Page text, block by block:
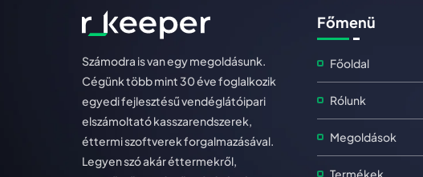
Számodra is van egy megoldásunk.
Cégünk több mint 30 éve foglalkozik
egyedi fejlesztésű vendéglátóipari
elszámoltató kasszarendszerek,
éttermi szoftverek forgalmazásával.
Legyen szó akár éttermekről,
Főmenü
Főoldal
Rólunk
Megoldások
Termékek